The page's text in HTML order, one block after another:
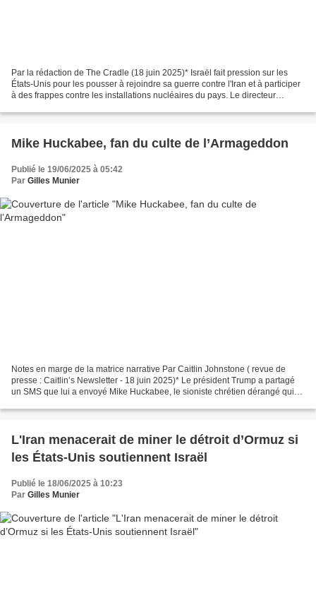
Par la rédaction de The Cradle (18 juin 2025)* Israël fait pression sur les
États-Unis pour les pousser à rejoindre sa guerre contre l'Iran et à participer
à des frappes contre les installations nucléaires du pays. Le directeur
Mike Huckabee, fan du culte de l’Armageddon
Publié le 19/06/2025 à 05:42
Par Gilles Munier
Notes en marge de la matrice narrative Par Caitlin Johnstone ( revue de
presse : Caitlin’s Newsletter - 18 juin 2025)* Le président Trump a partagé
un SMS que lui a envoyé Mike Huckabee, le sioniste chrétien dérangé qui
L'Iran menacerait de miner le détroit d’Ormuz si
les États-Unis soutiennent Israël
Publié le 18/06/2025 à 10:23
Par Gilles Munier